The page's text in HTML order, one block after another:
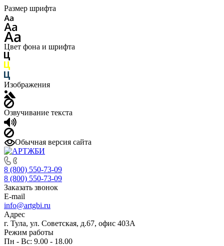
Размер шрифта
Цвет фона и шрифта
Изображения
Озвучивание текста
Обычная версия сайта
8 (800) 550-73-09
8 (800) 550-73-09
Заказать звонок
E-mail
info@artgbi.ru
Адрес
г. Тула, ул. Советская, д.67, офис 403А
Режим работы
Пн - Вс: 9.00 - 18.00